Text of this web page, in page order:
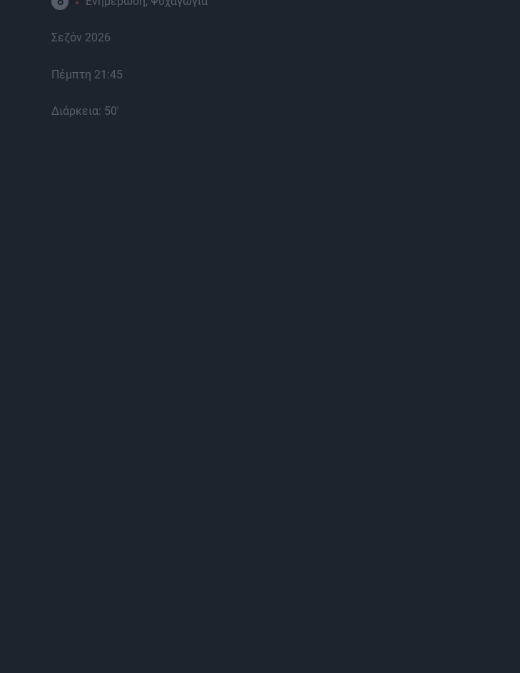
Σεζόν 2026
Πέμπτη 21:45
Διάρκεια: 50'